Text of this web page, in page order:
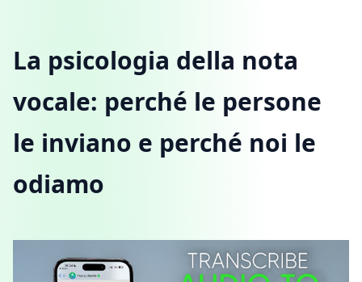
La psicologia della nota
vocale: perché le persone
le inviano e perché noi le
odiamo